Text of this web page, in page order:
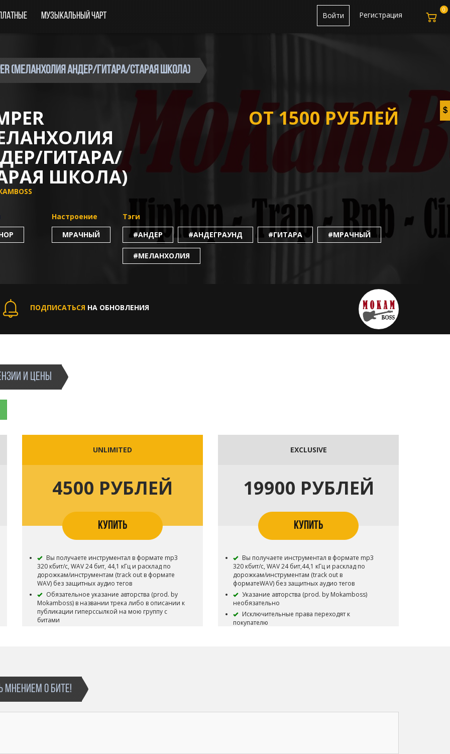
Музыкальный чарт Регистрация
Войти
(меланхолия андер/гитара/старая школа)
ГИТАРА/
ШКОЛА)
ОТ 1500 РУБЛЕЙ
Настроение
МРАЧНЫЙ
Тэги
#АНДЕР
#АНДЕГРАУНД #ГИТАРА #МРАЧНЫЙ
#МЕЛАНХОЛИЯ
ПОДПИСАТЬСЯ НА ОБНОВЛЕНИЯ
И ЦЕНЫ
UNLIMITED
4500 РУБЛЕЙ
КУПИТЬ
Вы получаете инструментал в формате mp3
320 кбит/с, WAV 24 бит, 44,1 кГц и расклад по
дорожкам/инструментам (track out в формате
WAV) без защитных аудио тегов
Обязательное указание авторства (prod. by
Mokamboss) в названии трека либо в описании к
публикации гиперссылкой на мою группу с
битами
Использовать бит для записи одной Песни
Выгрузку трека в цифровые магазины (Itunes,
Google Play и пр.)
Публичное исполнение с получением
EXCLUSIVE
19900 РУБЛЕЙ
КУПИТЬ
Вы получаете инструментал в формате mp3
320 кбит/с, WAV 24 бит,44,1 кГц и расклад по
дорожкам/инструментам (track out в
форматеWAV) без защитных аудио тегов
Указание авторства (prod. by Mokamboss)
необязательно
Исключительные права переходят к
покупателю
условий повлечет за собой удаление/изъятие
МНЕНИЕМ О БИТЕ!
0